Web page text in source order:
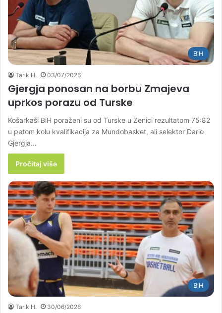
BiH
Tarik H. 03/07/2026
Gjergja ponosan na borbu Zmajeva
uprkos porazu od Turske
Košarkaši BiH poraženi su od Turske u Zenici rezultatom 75:82
u petom kolu kvalifikacija za Mundobasket, ali selektor Dario
Gjergja…
Pročitaj više
BiH
Tarik H. 30/06/2026